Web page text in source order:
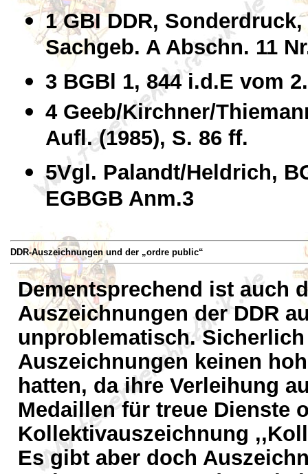
1 GBI DDR,
Sachgeb. A Abschn. 11
3 BGBl 1, 844 i.d.E vom
4 Geeb/Kirchner/
Aufl. (1985), S. 86 ff.
5Vgl. Palandt/Heldrich,
EGBGB Anm.3
DDR-Auszeichnungen und der „ordre public“
Dementsprechend ist auch
Auszeichnungen der DDR
unproblematisch.
Auszeichnungen keinen
hatten, da ihre Verleihung
Medaillen für treue Dienste
Kollektivauszeichnung
Es gibt aber doch